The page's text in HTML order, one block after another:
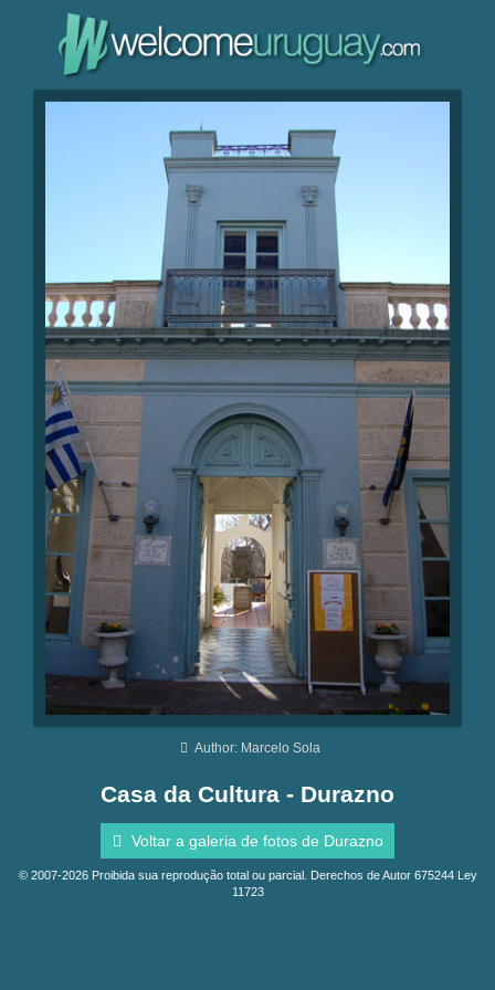
Author: Marcelo Sola
Casa da Cultura - Durazno
Voltar a galeria de fotos de Durazno
© 2007-2026 Proibida sua reprodução total ou parcial. Derechos de Autor 675244 Ley
11723